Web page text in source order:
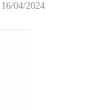
16/04/2024